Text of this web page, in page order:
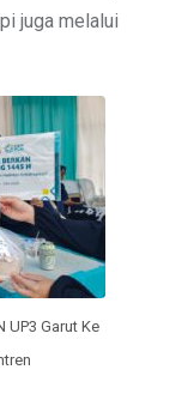
juga melalui
UP3 Garut Ke